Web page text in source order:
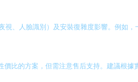
、人臉識別）及安裝復雜度影響。例如
比的方案，但需注意售后支持。建議根據